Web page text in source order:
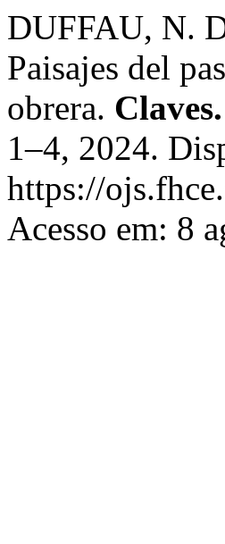
DUFFAU, N.
Paisajes del
obrera.
1–4, 2024.
https://
Acesso em: 8